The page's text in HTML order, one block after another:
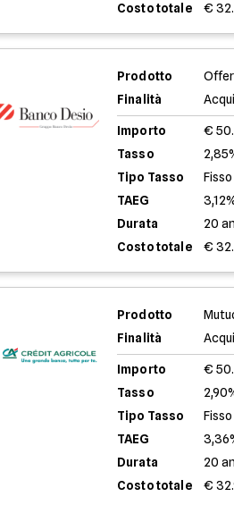
Costo totale
€
Prodotto
Finalità
Importo
€
Tasso
Tipo Tasso
Fisso
TAEG
Durata
20
Costo totale
€
Prodotto
Finalità
Importo
€
Tasso
Tipo Tasso
Fisso
TAEG
Durata
20
Costo totale
€